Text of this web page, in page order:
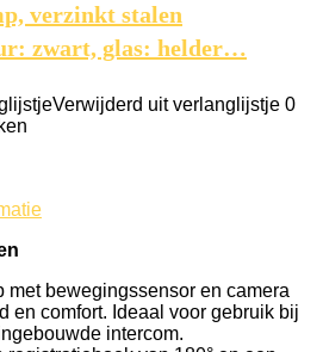
verzinkt stalen
zwart, glas: helder…
Verwijderd uit verlanglijstje 0
met bewegingssensor en camera
en comfort. Ideaal voor gebruik bij
intercom.